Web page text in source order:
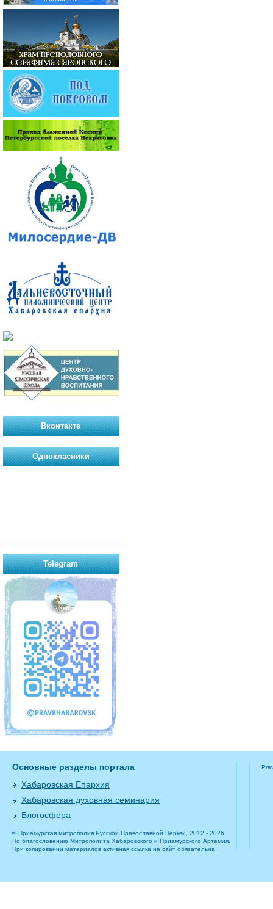
Вконтакте
Однокласники
Telegram
Основные разделы портала
Хабаровская Епархия
Хабаровская духовная семинария
Блогосфера
© Приамурская митрополия Русской Православной Церкви, 2012 - 2026
По благословению Митрополита Хабаровского и Приамурского Артемия.
При копировании материалов активная ссылка на сайт обязательна.